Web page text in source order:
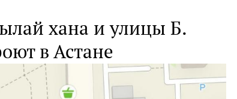
хана и улицы Б.
в Астане